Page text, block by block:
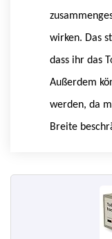
wirken. Das
dass ihr das
Außerdem
werden, da
Breite